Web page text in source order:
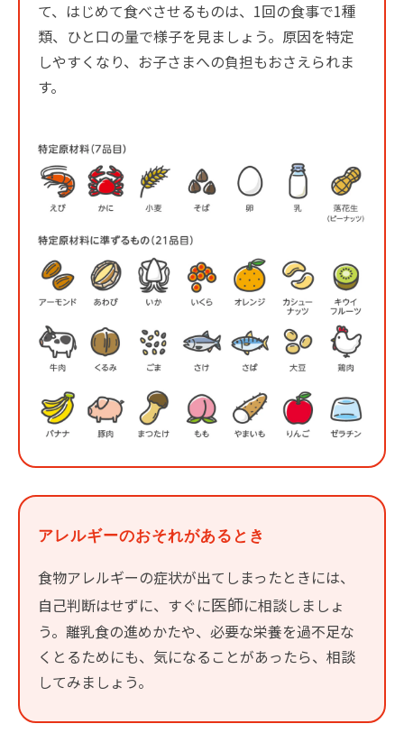
て、はじめて食べさせるものは、1回の食事で1種
類、ひと口の量で様子を見ましょう。原因を特定
しやすくなり、お子さまへの負担もおさえられま
す。
アレルギーのおそれがあるとき
食物アレルギーの症状が出てしまったときには、
自己判断はせずに、すぐに医師に相談しましょ
う。離乳食の進めかたや、必要な栄養を過不足な
くとるためにも、気になることがあったら、相談
してみましょう。